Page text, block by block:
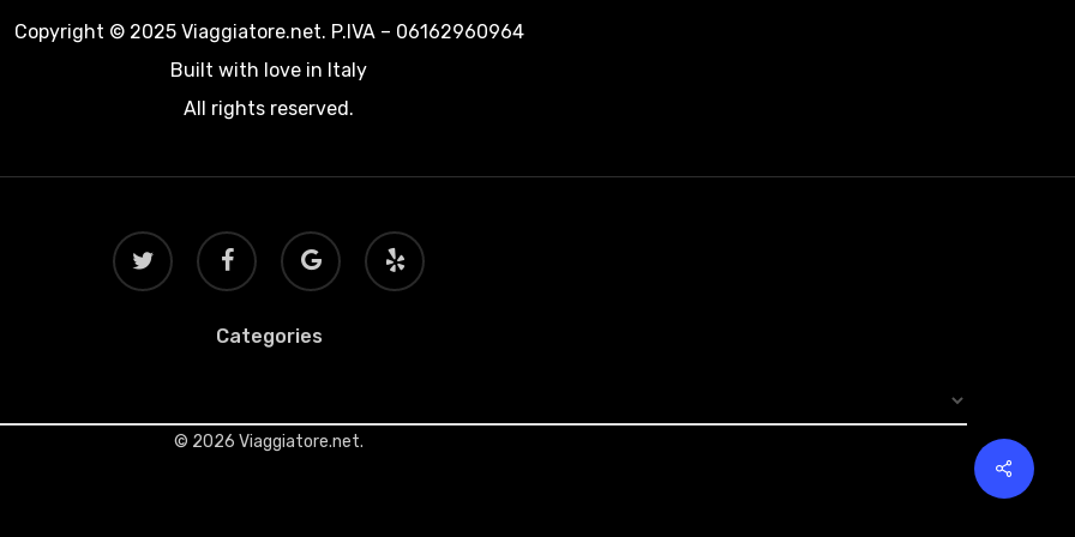
Copyright © 2025 Viaggiatore.net. P.IVA – 06162960964
Built with love in Italy
All rights reserved.
twitter facebook
google-
plus
yelp
Categories
© 2026 Viaggiatore.net.